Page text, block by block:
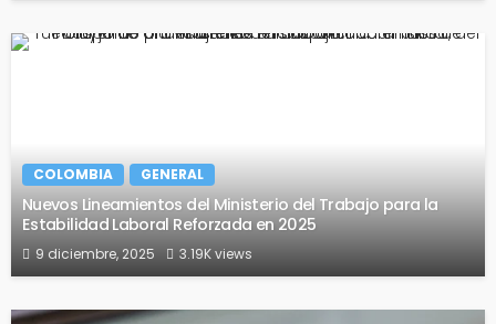
COLOMBIA GENERAL
Nuevos Lineamientos del Ministerio del Trabajo para la
Estabilidad Laboral Reforzada en 2025
9 diciembre, 2025 3.19K views